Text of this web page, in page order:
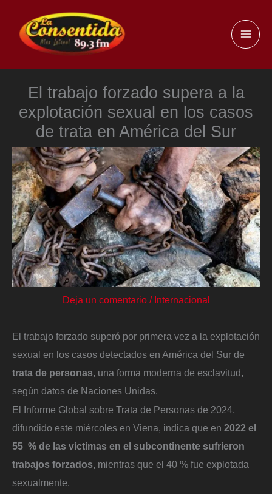
contenido
El trabajo forzado supera a la
explotación sexual en los casos
de trata en América del Sur
Deja un comentario / Internacional
El trabajo forzado superó por primera vez a la explotación
sexual en los casos detectados en América del Sur de
trata de personas, una forma moderna de esclavitud,
según datos de Naciones Unidas.
El Informe Global sobre Trata de Personas de 2024,
difundido este miércoles en Viena, indica que en 2022 el
55 % de las víctimas en el subcontinente sufrieron
trabajos forzados, mientras que el 40 % fue explotada
sexualmente.